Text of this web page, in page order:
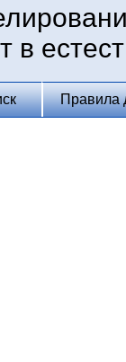
в
Правила